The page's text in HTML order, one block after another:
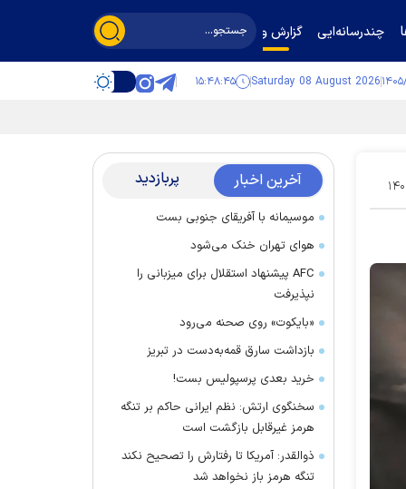
چندرسانه‌ایی گزارش و گفت‌وگو
Saturday 08 August 2026 ۱۵:۴۸:۴۶
۲۶ آخرین اخبار پربازدید
موسیمانه با آفریقای جنوبی بست
هوای تهران خنک می‌شود
AFC پیشنهاد استقلال برای میزبانی را
نپذیرفت
«بایکوت» روی صحنه می‌رود
بازداشت سارق قمه‌به‌دست در تبریز
خرید بعدی پرسپولیس بست!
سخنگوی ارتش: نظم ایرانی حاکم بر تنگه
هرمز غیرقابل بازگشت است
ذوالقدر: آمریکا تا رفتارش را تصحیح نکند
تنگه هرمز باز نخواهد شد